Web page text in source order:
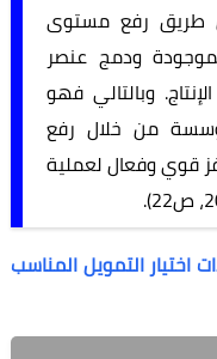
طريق رفع مستوى
ودمج عنصر
وبالتالي فهو
من خلال رفع
قوي وفعال لعملية
التمويل المناسب